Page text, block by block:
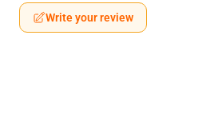
Write your review